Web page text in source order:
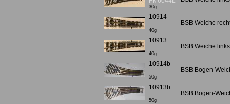
30g
10914
40g
BSB Weiche
10913
40g
BSB Weiche
10914b
50g
BSB Bogen-
10913b
50g
BSB Bogen-